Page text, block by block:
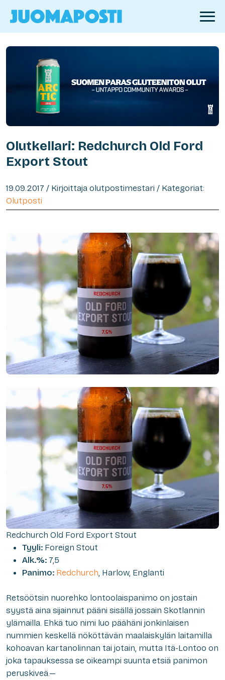
Olutkellari: Redchurch Old Ford
Export Stout
19.09.2017 / Kirjoittaja olutpostimestari / Kategoriat:
Olutposti
Redchurch Old Ford Export Stout
Tyyli: Foreign Stout
Alk.%: 7,5
Panimo: Redchurch, Harlow, Englanti
Retsöötsin nuorehko lontoolaispanimo on jostain
syystä aina sijainnut pääni sisällä jossain Skotlannin
ylämailla. Ehkä tuo nimi luo päähäni jonkinlaisen
nummien keskellä nököttävän maalaiskylän laitamilla
kohoavan kartanolinnan tai jotain, mutta Itä-Lontoo on
joka tapauksessa se oikeampi suunta etsiä panimon
peruskiveä.—